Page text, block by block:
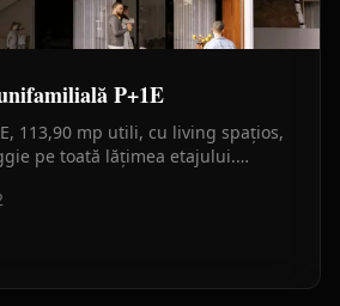
P+1E
113,90 mp utili, cu living spațios,
pe toată lățimea etajului.